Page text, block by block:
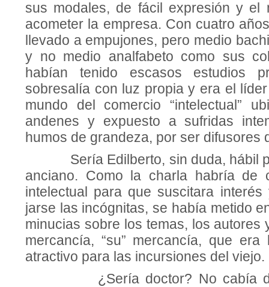
sus modales, de fácil expresión y el
acometer la empresa. Con cuatro
llevado a empujones, pero medio
y no medio analfabeto como sus
habían tenido escasos estudios
sobresalía con luz propia y era el
mundo del comercio “intelec­tual”
andenes y expuesto a sufridas
humos de grandeza, por ser di­fusores
Sería Edilberto, sin duda, hábil
anciano. Como la charla habría de
intelectual para que suscitara
jarse las incógnitas, se había metido
minucias sobre los temas, los autores
mercancía, “su” mercancía, que
atractivo para las incursiones del viejo.
¿Sería doctor? No cabía